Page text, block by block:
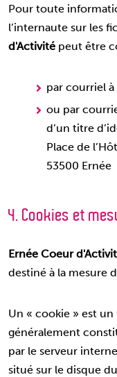
Pour toute
l’internaute sur les
d'Activité peut être
par courriel à
ou par
d’un titre
Place de
53500 Ernée
4. Cookies et
Ernée Coeur
destiné à la mesure
Un « cookie » est
généralement
par le serveur
situé sur le disque